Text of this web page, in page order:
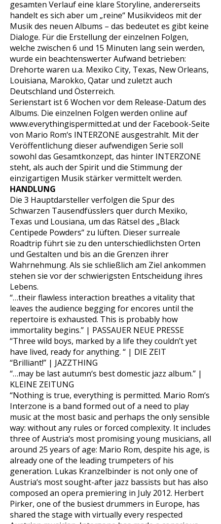
gesamten Verlauf eine klare Storyline, andererseits
handelt es sich aber um „reine“ Musikvideos mit der
Musik des neuen Albums – das bedeutet es gibt keine
Dialoge. Für die Erstellung der einzelnen Folgen,
welche zwischen 6 und 15 Minuten lang sein werden,
wurde ein beachtenswerter Aufwand betrieben:
Drehorte waren u.a. Mexiko City, Texas, New Orleans,
Louisiana, Marokko, Qatar und zuletzt auch
Deutschland und Österreich.
Serienstart ist 6 Wochen vor dem Release-Datum des
Albums. Die einzelnen Folgen werden online auf
www.everythingispermitted.at und der Facebook-Seite
von Mario Rom‘s INTERZONE ausgestrahlt. Mit der
Veröffentlichung dieser aufwendigen Serie soll
sowohl das Gesamtkonzept, das hinter INTERZONE
steht, als auch der Spirit und die Stimmung der
einzigartigen Musik stärker vermittelt werden.
HANDLUNG
Die 3 Hauptdarsteller verfolgen die Spur des
Schwarzen Tausendfüsslers quer durch Mexiko,
Texas und Lousiana, um das Rätsel des „Black
Centipede Powders“ zu lüften. Dieser surreale
Roadtrip führt sie zu den unterschiedlichsten Orten
und Gestalten und bis an die Grenzen ihrer
Wahrnehmung. Als sie schließlich am Ziel ankommen
stehen sie vor der schwierigsten Entscheidung ihres
Lebens.
“…their flawless interaction breathes a vitality that
leaves the audience begging for encores until the
repertoire is exhausted. This is probably how
immortality begins.” | PASSAUER NEUE PRESSE
“Three wild boys, marked by a life they couldn’t yet
have lived, ready for anything. “ | DIE ZEIT
“Brilliant!” | JAZZTHING
“…may be last autumn‘s best domestic jazz album.” |
KLEINE ZEITUNG
“Nothing is true, everything is permitted. Mario Rom‘s
Interzone is a band formed out of a need to play
music at the most basic and perhaps the only sensible
way: without any rules or forced complexity. It includes
three of Austria‘s most promising young musicians, all
around 25 years of age: Mario Rom, despite his age, is
already one of the leading trumpeters of his
generation. Lukas Kranzelbinder is not only one of
Austria‘s most sought-after jazz bassists but has also
composed an opera premiering in July 2012. Herbert
Pirker, one of the busiest drummers in Europe, has
shared the stage with virtually every respected